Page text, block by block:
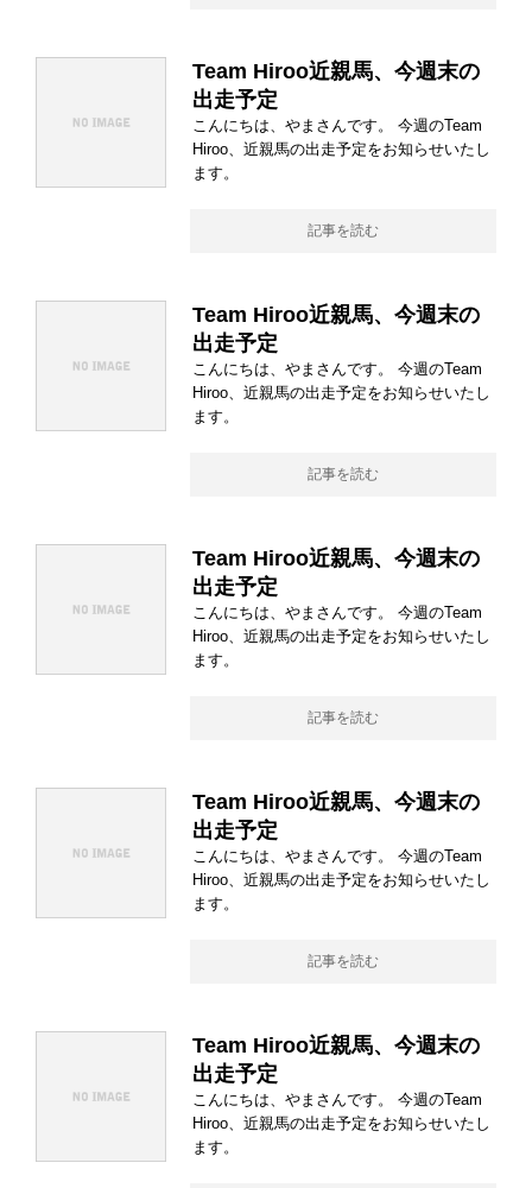
Team Hiroo近親馬、今週末の
出走予定
こんにちは、やまさんです。 今週のTeam
Hiroo、近親馬の出走予定をお知らせいたし
ます。
記事を読む
Team Hiroo近親馬、今週末の
出走予定
こんにちは、やまさんです。 今週のTeam
Hiroo、近親馬の出走予定をお知らせいたし
ます。
記事を読む
Team Hiroo近親馬、今週末の
出走予定
こんにちは、やまさんです。 今週のTeam
Hiroo、近親馬の出走予定をお知らせいたし
ます。
記事を読む
Team Hiroo近親馬、今週末の
出走予定
こんにちは、やまさんです。 今週のTeam
Hiroo、近親馬の出走予定をお知らせいたし
ます。
記事を読む
Team Hiroo近親馬、今週末の
出走予定
こんにちは、やまさんです。 今週のTeam
Hiroo、近親馬の出走予定をお知らせいたし
ます。